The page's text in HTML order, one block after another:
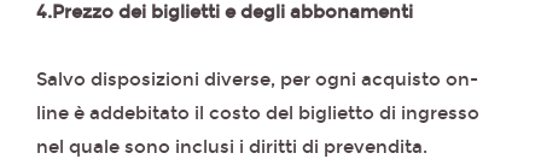
4.Prezzo dei biglietti e degli abbonamenti
Salvo disposizioni diverse, per ogni acquisto on-
line è addebitato il costo del biglietto di ingresso
nel quale sono inclusi i diritti di prevendita.